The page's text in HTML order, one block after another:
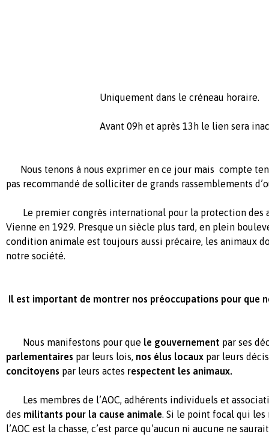
Uniquement dans le créneau horaire.
Avant 09h et après 13h le lien sera
Nous tenons à nous exprimer en ce jour mais compte
pas recommandé de solliciter de grands rassemblements
Le premier congrès international pour la protection des
Vienne en 1929. Presque un siècle plus tard, en plein
condition animale est toujours aussi précaire, les animaux
notre société.
Il est important de montrer nos préoccupations pour que
Nous manifestons pour que le gouvernement par ses
parlementaires par leurs lois, nos élus locaux par leurs
concitoyens par leurs actes respectent les animaux.
Les membres de l’AOC, adhérents individuels et
des militants pour la cause animale. Si le point focal qui les
l’AOC est la chasse, c’est parce qu’aucun ni aucune ne